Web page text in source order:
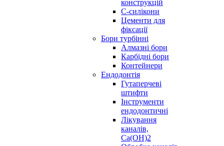
конструкцій
С-силікони
Цементи для
фіксації
Бори турбінні
Алмазні бори
Карбідні бори
Контейнери
Ендодонтія
Гутаперчеві
штифти
Інструменти
ендодонтичні
Лікування
каналів,
Ca(OH)2